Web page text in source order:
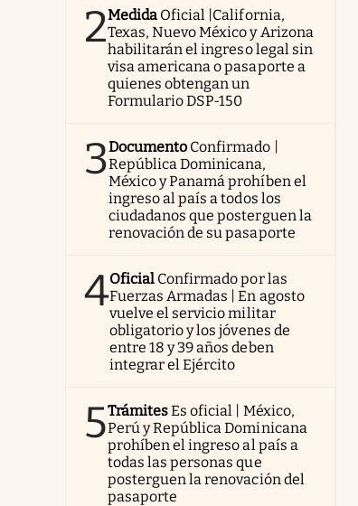
2Medida Oficial |California,
Texas, Nuevo México y Arizona
habilitarán el ingreso legal sin
visa americana o pasaporte a
quienes obtengan un
Formulario DSP-150
3Documento Confirmado |
República Dominicana,
México y Panamá prohíben el
ingreso al país a todos los
ciudadanos que posterguen la
renovación de su pasaporte
4Oficial Confirmado por las
Fuerzas Armadas | En agosto
vuelve el servicio militar
obligatorio y los jóvenes de
entre 18 y 39 años deben
integrar el Ejército
5TrámitesEs oficial | México,
Perú y República Dominicana
prohíben el ingreso al país a
todas las personas que
posterguen la renovación del
pasaporte